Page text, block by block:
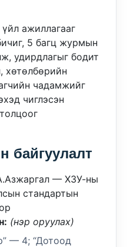
ажиллагааг
5 багц журмын
удирдлагыг бодит
хөтөлбөрийн
чадамжийг
чиглэсэн
байгуулалт
— ХЗУ-ны
стандартын
(нэр оруулах)
— 4; “Дотоод